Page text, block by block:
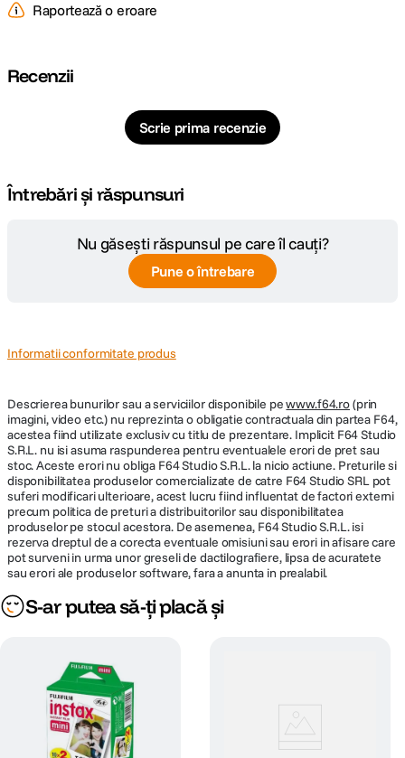
Raportează o eroare
Recenzii
Scrie prima recenzie
Întrebări și răspunsuri
Nu găsești răspunsul pe care îl cauți?
Pune o întrebare
Informatii conformitate produs
Descrierea bunurilor sau a serviciilor disponibile pewww.f64.ro(prin
imagini, video etc.) nu reprezinta o obligatie contractuala din partea F64,
acestea fiind utilizate exclusiv cu titlu de prezentare. Implicit F64 Studio
S.R.L. nu isi asuma raspunderea pentru eventualele erori de pret sau
stoc. Aceste erori nu obliga F64 Studio S.R.L. la nicio actiune. Preturile si
disponibilitatea produselor comercializate de catre F64 Studio SRL pot
suferi modificari ulterioare, acest lucru fiind influentat de factori externi
precum politica de preturi a distribuitorilor sau disponibilitatea
produselor pe stocul acestora. De asemenea, F64 Studio S.R.L. isi
rezerva dreptul de a corecta eventuale omisiuni sau erori in afisare care
pot surveni in urma unor greseli de dactilografiere, lipsa de acuratete
sau erori ale produselor software, fara a anunta in prealabil.
S-ar putea să-ți placă și